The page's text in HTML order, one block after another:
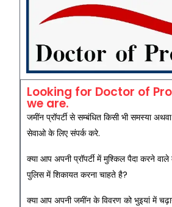
Looking for Doctor of
we are.
जमींन प्रॉपर्टी से सम्बंधित किसी भी समस्या
सेवाओ के लिए संपर्क करे.
क्या आप अपनी प्रॉपर्टी में मुश्किल पैदा करने
पुलिस में शिकायत करना चाहते है?
क्या आप अपनी जमींन के विवरण को भुइयां में